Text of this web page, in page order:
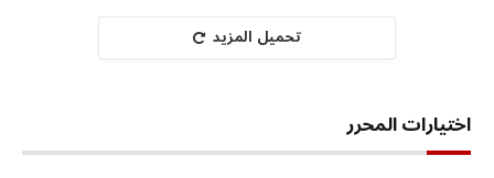
تحميل المزيد
اختيارات المحرر